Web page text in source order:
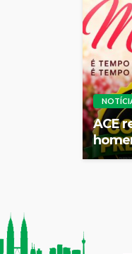
ACE